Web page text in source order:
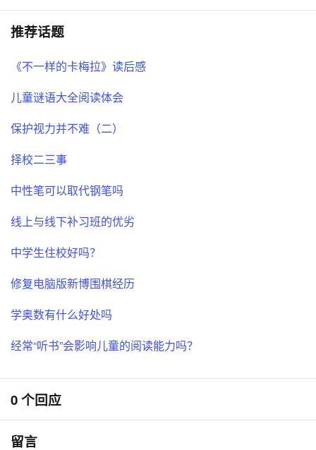
推荐话题
《不一样的卡梅拉》读后感
儿童谜语大全阅读体会
保护视力并不难（二）
择校二三事
中性笔可以取代钢笔吗
线上与线下补习班的优劣
中学生住校好吗？
修复电脑版新博围棋经历
学奥数有什么好处吗
经常“听书”会影响儿童的阅读能力吗？
0 个回应
留言